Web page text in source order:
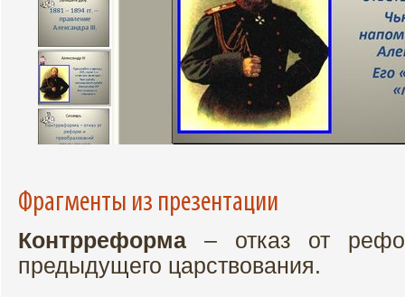
Фрагменты из презентации
Контрреформа – отказ от
предыдущего царствования.